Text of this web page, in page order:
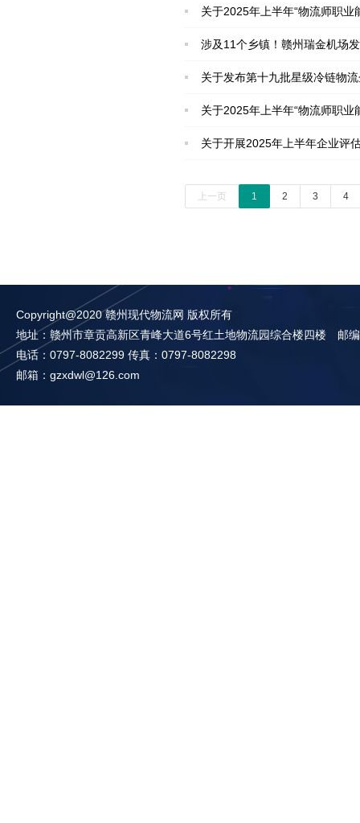
关于2025年上半年“物流师职业
涉及11个乡镇！赣州瑞金机场
关于发布第十九批星级冷链物
关于2025年上半年“物流师职业
关于开展2025年上半年企业评
上一页 1 2 3 4
Copyright@2020 赣州现代物流网 版权所有
地址：赣州市章贡高新区青峰大道6号红土地物流园综合楼四楼 邮
电话：0797-8082299 传真：0797-8082298
邮箱：gzxdwl@126.com